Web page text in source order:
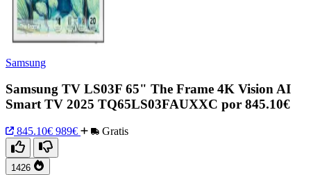
Samsung
Samsung TV LS03F 65" The Frame 4K Vision AI
Smart TV 2025 TQ65LS03FAUXXC por 845.10€
845.10€ 989€ Gratis
1426